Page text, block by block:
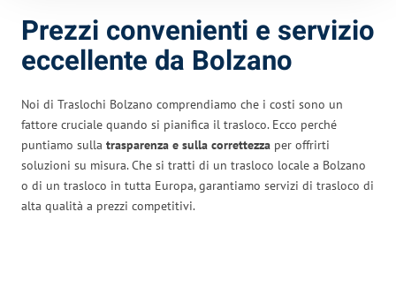
Prezzi convenienti e servizio
eccellente da Bolzano
Noi di Traslochi Bolzano comprendiamo che i costi sono un
fattore cruciale quando si pianifica il trasloco. Ecco perché
puntiamo sulla trasparenza e sulla correttezza per offrirti
soluzioni su misura. Che si tratti di un trasloco locale a Bolzano
o di un trasloco in tutta Europa, garantiamo servizi di trasloco di
alta qualità a prezzi competitivi.